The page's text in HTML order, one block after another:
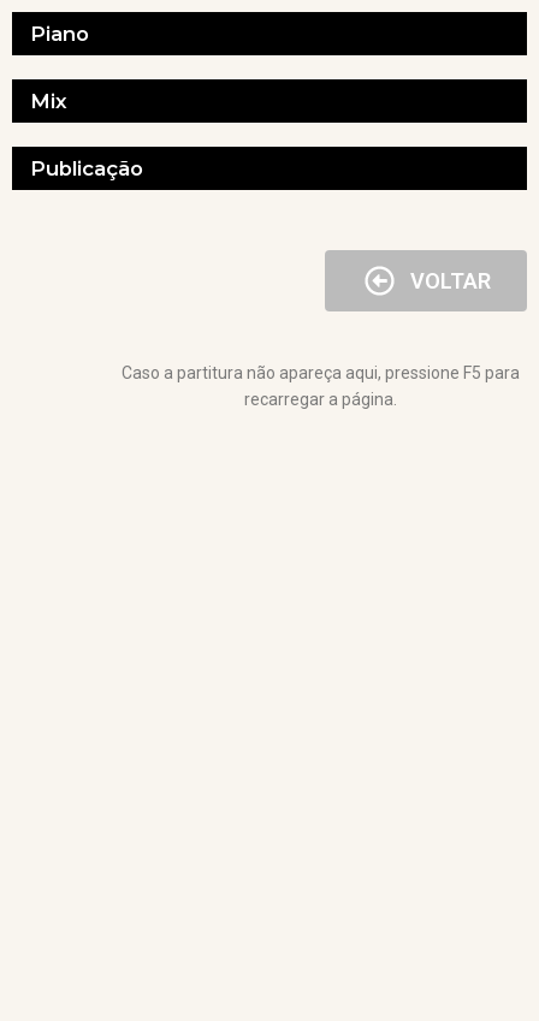
Piano
Mix
Publicação
VOLTAR
Caso a partitura não apareça aqui, pressione F5 para
recarregar a página.